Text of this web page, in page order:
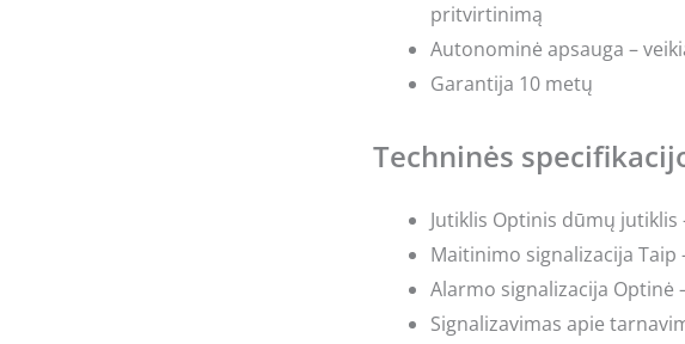
pritvirtinimą
Autonominė apsauga –
Garantija 10 metų
Techninės
Jutiklis Optinis dūmų jutiklis
Maitinimo signalizacija Taip
Alarmo signalizacija Optinė
Signalizavimas apie